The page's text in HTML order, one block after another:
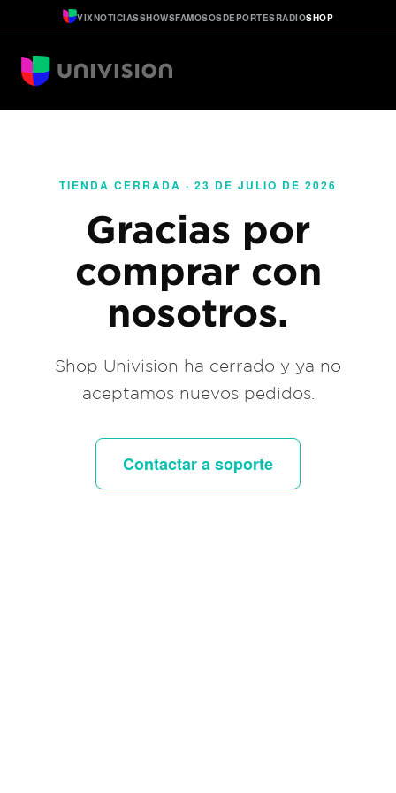
VIXNOTICIASSHOWSFAMOSOSDEPORTESRADIOSHOP
TIENDA CERRADA · 23 DE JULIO DE 2026
Gracias por
comprar con
nosotros.
Shop Univision ha cerrado y ya no
aceptamos nuevos pedidos.
Contactar a soporte